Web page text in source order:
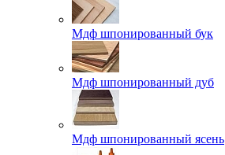
Мдф шпонированный бук
Мдф шпонированный дуб
Мдф шпонированный ясень